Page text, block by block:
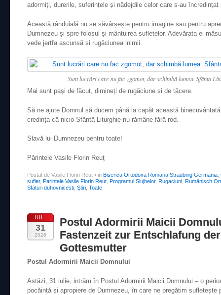
adormiți, durerile, suferințele și nădejdile celor care s-au
Această rânduială nu se săvârșește pentru imagine sau pentru
Dumnezeu și spre folosul și mântuirea sufletelor. Adevărata ei
vede jertfa ascunsă și rugăciunea inimii.
Sunt lucrări care nu fac zgomot, dar schimbă lumea. Sfânta
Mai sunt pași de făcut, dimineți de rugăciune și de tăcere.
Să ne ajute Domnul să ducem până la capăt această
credința că nicio Sfântă Liturghie nu rămâne fără rod.
Slavă lui Dumnezeu pentru toate!
Părintele Vasile Florin Reuţ
Postat de Vasile Florin Reut • in Biserica Ortodoxa Romana Straubing Germania
suflet
Parintele Vasile Florin Reut Programul Slujbelor, Rugaciuni
Rumänisch
Sfaturi duhovnicesti Ştiri Toate
IUL.
31
2026
Postul Adormirii Maicii
Fastenzeit zur Entschlafung der
Gottesmutter
Postul Adormirii Maicii Domnului
Astăzi, 31 iulie, intrăm în Postul Adormirii Maicii Domnului – o
pocăință și apropiere de Dumnezeu, în care ne pregătim sufletește